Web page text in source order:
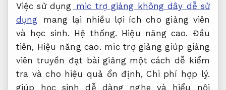
Việc sử dụng mic trợ giảng không dây dễ sử
dụng
mang lại nhiều lợi ích cho giảng viên
và học sinh. Hệ thống. Hiệu năng cao. Đầu
tiên, Hiệu năng cao. mic trợ giảng giúp giảng
viên truyền đạt bài giảng một cách dễ kiểm
tra và cho hiệu quả ổn định,Chi phí hợp lý.
giúp học sinh dễ dàng nghe và hiểu nội